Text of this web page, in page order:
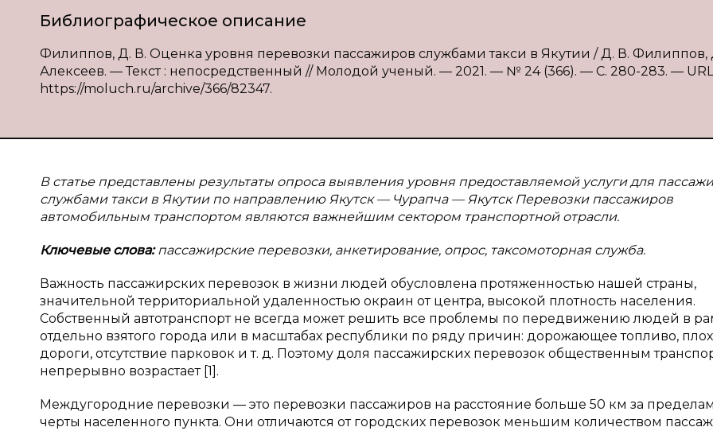
Библиографическое описание
Филиппов, Д. В. Оценка уровня перевозки пассажиров службами такси в Якутии / Д. В. Филиппов,
Алексеев. — Текст : непосредственный // Молодой ученый. — 2021. — № 24 (366). — С. 280-283. —
https://moluch.ru/archive/366/82347.
В статье представлены результаты опроса выявления уровня предоставляемой услуги для
службами такси в Якутии по направлению Якутск — Чурапча — Якутск Перевозки пассажиров
автомобильным транспортом являются важнейшим сектором транспортной отрасли.
Ключевые слова:пассажирские перевозки, анкетирование, опрос, таксомоторная служба.
Важность пассажирских перевозок в жизни людей обусловлена протяженностью нашей страны,
значительной территориальной удаленностью окраин от центра, высокой плотность населения.
Собственный автотранспорт не всегда может решить все проблемы по передвижению людей в
отдельно взятого города или в масштабах республики по ряду причин: дорожающее топливо,
дороги, отсутствие парковок и т. д. Поэтому доля пассажирских перевозок общественным
непрерывно возрастает [1].
Междугородние перевозки — это перевозки пассажиров на расстояние больше 50 км за
черты населенного пункта. Они отличаются от городских перевозок меньшим количеством